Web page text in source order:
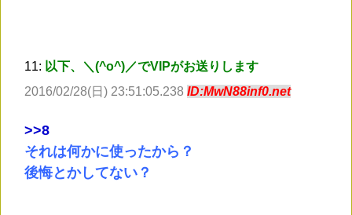
11: 以下、＼(^o^)／でVIPがお送りします
2016/02/28(日) 23:51:05.238 ID:MwN88inf0.net
>>8
それは何かに使ったから？
後悔とかしてない？